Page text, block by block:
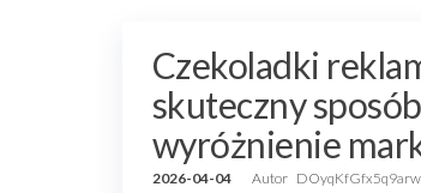
Czekoladki
skuteczny
wyróżnienie
2026-04-04 Autor